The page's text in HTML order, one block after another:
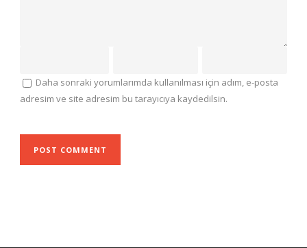
Daha sonraki yorumlarımda kullanılması için adım, e-posta
adresim ve site adresim bu tarayıcıya kaydedilsin.